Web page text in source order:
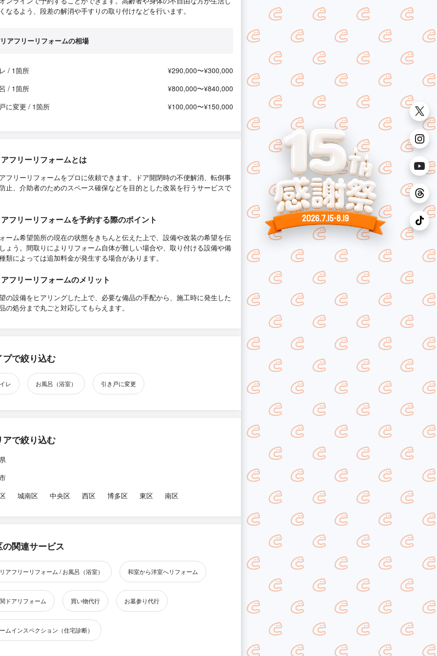
なるよう、段差の解消や手すりの取り付けなどを行います。
アフリーリフォームの相場
/ 1箇所
¥290,000〜¥300,000
/ 1箇所
¥800,000〜¥840,000
に変更 / 1箇所
¥100,000〜¥150,000
フリーリフォームとは
フリーリフォームをプロに依頼できます。ドア開閉時の不便解消、転倒事
止、介助者のためのスペース確保などを目的とした改装を行うサービスで
フリーリフォームを予約する際のポイント
ーム希望箇所の現在の状態をきちんと伝えた上で、設備や改装の希望を伝
ょう。間取りによりリフォーム自体が難しい場合や、取り付ける設備や備
類によっては追加料金が発生する場合があります。
フリーリフォームのメリット
の設備をヒアリングした上で、必要な備品の手配から、施工時に発生した
の処分まで丸ごと対応してもらえます。
プで絞り込む
レ お風呂（浴室） 引き戸に変更
アで絞り込む
城南区 中央区 西区 博多区 東区 南区
の関連サービス
アフリーリフォーム / お風呂（浴室） 和室から洋室へリフォーム
ドアリフォーム 買い物代行 お墓参り代行
ムインスペクション（住宅診断）